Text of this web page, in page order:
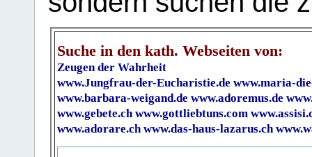
Suche in den kath. Webseiten von:
Zeugen der Wahrheit
www.Jungfrau-der-Eucharistie.de www.maria-
www.barbara-weigand.de www.adoremus.de
www.gebete.ch www.gottliebtuns.com
www.adorare.ch www.das-haus-lazarus.ch